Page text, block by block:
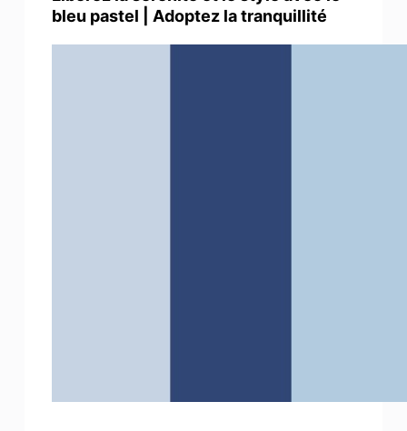
bleu pastel | Adoptez la tranquillité